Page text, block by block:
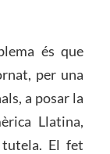
és que
per una
a posar la
Llatina,
tutela. El fet